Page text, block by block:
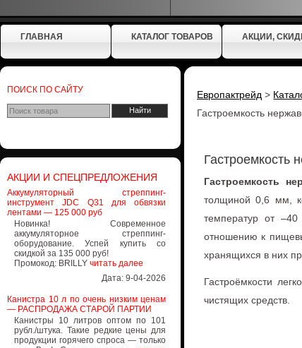
ГЛАВНАЯ КАТАЛОГ ТОВАРОВ АКЦИИ,
ПОИСК ПО САЙТУ
АКЦИИ И СПЕЦПРЕДЛОЖЕНИЯ
Аккумуляторный стреппинг-
инструмент JDC Q31 для обвязки
лентами — 125 000 руб
Новинка! Современное
аккумуляторное стреппинг-
оборудование. Успей купить со
скидкой за 135 000 руб!
Промокод: BRILLY читать далее
Дата: 9-04-2026
Канистра 10 л по очень низким ценам
— РАСПРОДАЖА СТАРОЙ ПАРТИИ
Канистры 10 литров оптом по 101
рубл./штука. Такие редкие цены для
продукции горячего спроса — только
Европактрейд >
Гастроемкость
Гастроемкость
Гастроемкость
толщиной 0,6 мм,
температур от
отношению к
хранящихся в них
Гастроёмкости
чистящих средств.